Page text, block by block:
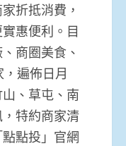
折抵消費，
惠便利。目
商圈美食、
遍佈日月
、草屯、南
特約商家清
點投」官網